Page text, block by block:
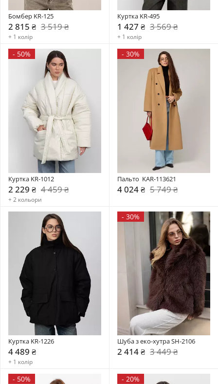
Бомбер KR-125
2 815 ₴ 3 519 ₴
+ 1 колір
Куртка KR-495
1 427 ₴ 3 569 ₴
+ 1 колір
- 50%
Куртка KR-1012
2 229 ₴ 4 459 ₴
+ 2 кольори
- 30%
Пальто  KAR-113621
4 024 ₴ 5 749 ₴
Куртка KR-1226
4 489 ₴
+ 1 колір
- 30%
Шуба з еко-хутра SH-2106
2 414 ₴ 3 449 ₴
- 50% - 20%